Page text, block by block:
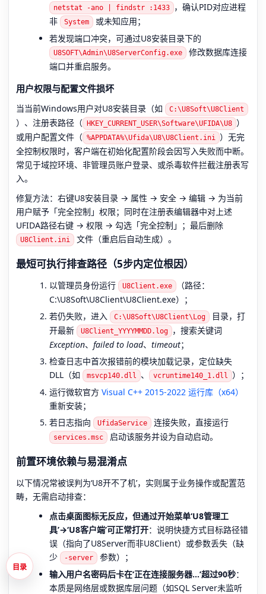
netstat -ano | findstr :1433
，确认PID对应进程
非
System
或未知应用；
若发现端口冲突，可通过U8安装目录下的
U8SOFT\Admin\U8ServerConfig.exe
修改数据库连接
端口并重启服务。
用户权限与配置文件损坏
当当前Windows用户对U8安装目录（如 C:\U8Soft\U8Client
）、注册表路径（ HKEY_CURRENT_USER\Software\UFIDA\U8 ）
或用户配置文件（ %APPDATA%\Ufida\U8\U8Client.ini ）无完
全控制权限时，客户端在初始化配置阶段会因写入失败而中断。
常见于域控环境、非管理员账户登录、或杀毒软件拦截注册表写
入。
修复方法：右键U8安装目录 → 属性 → 安全 → 编辑 → 为当前
用户赋予「完全控制」权限；同时在注册表编辑器中对上述
UFIDA路径右键 → 权限 → 勾选「完全控制」；最后删除
U8Client.ini 文件（重启后自动生成）。
最短可执行排查路径（5步内定位根因）
以管理员身份运行 U8Client.exe
（路径：
C:\U8Soft\U8Client\U8Client.exe）；
若仍失败，进入
C:\U8Soft\U8Client\Log
目录，打
开最新
U8Client_YYYYMMDD.log
，搜索关键词
Exception、 failed to load、 timeout；
检查日志中首次报错前的模块加载记录，定位缺失
DLL（如
msvcp140.dll 、 vcruntime140_1.dll ）；
运行微软官方 Visual C++ 2015-2022 运行库（x64）
重新安装；
若日志指向
UfidaService 连接失败，直接运行
services.msc 启动该服务并设为自动启动。
前置环境依赖与易混淆点
以下情况常被误判为‘U8开不了机’，实则属于业务操作或配置范
畴，无需启动排查：
点击桌面图标无反应，但通过开始菜单‘U8管理工
具’→‘U8客户端’可正常打开：说明快捷方式目标路径错
误（指向了U8Server而非U8Client）或参数丢失（缺
少
-server
参数）；
输入用户名密码后卡在‘正在连接服务器…’超过90秒：
本质是网络层或数据库层问题（如SQL Server未监听
目录